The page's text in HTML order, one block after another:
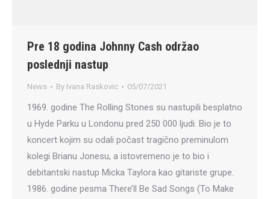
Pre 18 godina Johnny Cash održao
poslednji nastup
News By Ivana Raskovic 05/07/2021
1969. godine The Rolling Stones su nastupili besplatno
u Hyde Parku u Londonu pred 250 000 ljudi. Bio je to
koncert kojim su odali počast tragično preminulom
kolegi Brianu Jonesu, a istovremeno je to bio i
debitantski nastup Micka Taylora kao gitariste grupe.
1986. godine pesma There’ll Be Sad Songs (To Make